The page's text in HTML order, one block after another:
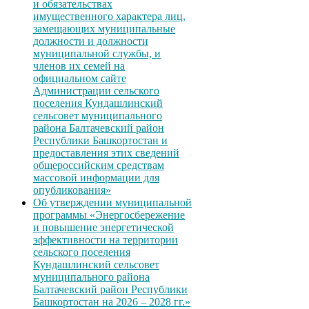
и обязательствах
имущественного характера лиц,
замещающих муниципальные
должности и должности
муниципальной службы, и
членов их семей на
официальном сайте
Администрации сельского
поселения Кундашлинский
сельсовет муниципального
района Балтачевский район
Республики Башкортостан и
предоставления этих сведений
общероссийским средствам
массовой информации для
опубликования»
Об утверждении муниципальной
программы «Энергосбережение
и повышение энергетической
эффективности на территории
сельского поселения
Кундашлинский сельсовет
муниципального района
Балтачевский район Республики
Башкортостан на 2026 – 2028 гг.»